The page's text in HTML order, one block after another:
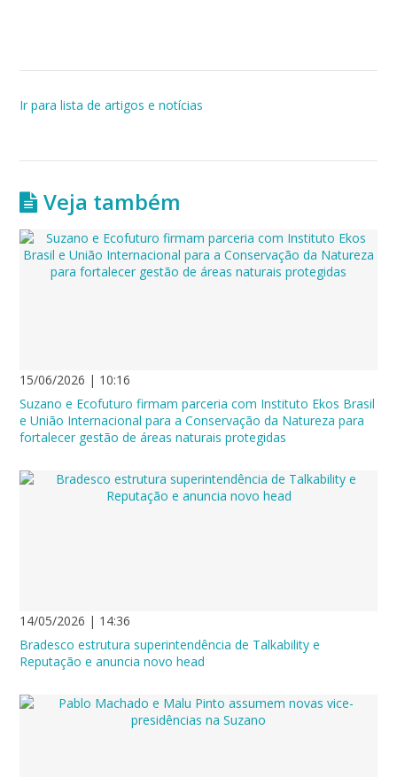
Ir para lista de artigos e notícias
Veja também
15/06/2026 | 10:16
Suzano e Ecofuturo firmam parceria com Instituto Ekos Brasil
e União Internacional para a Conservação da Natureza para
fortalecer gestão de áreas naturais protegidas
14/05/2026 | 14:36
Bradesco estrutura superintendência de Talkability e
Reputação e anuncia novo head